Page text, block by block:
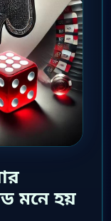
মনে হয়